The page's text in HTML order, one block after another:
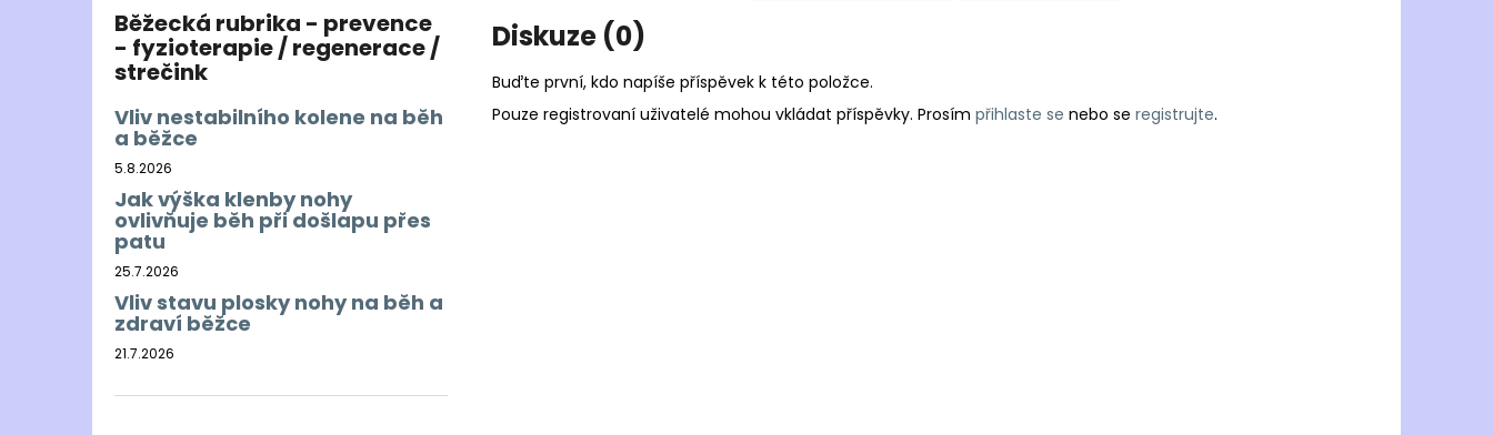
Běžecká rubrika - prevence
- fyzioterapie / regenerace /
strečink
Vliv nestabilního kolene na běh
a běžce
5.8.2026
Jak výška klenby nohy
ovlivňuje běh při došlapu přes
patu
25.7.2026
Vliv stavu plosky nohy na běh a
zdraví běžce
21.7.2026
Diskuze (0)
Buďte první, kdo napíše příspěvek k této položce.
Pouze registrovaní uživatelé mohou vkládat příspěvky. Prosím přihlaste se nebo se registrujte.